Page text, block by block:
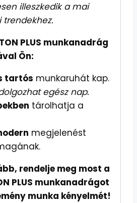
illeszkedik a mai
PLUS munkanadrág
Ön:
tartós munkaruhát kap.
egész nap.
tárolhatja a
megjelenést
rendelje meg most a
PLUS munkanadrágot
munka kényelmét!